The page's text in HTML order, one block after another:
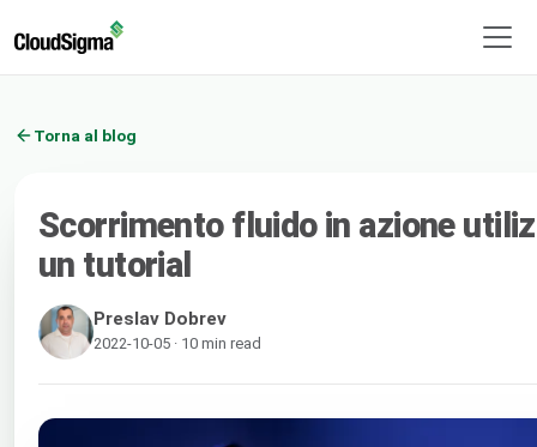
Torna al blog
Scorrimento fluido in azione
un tutorial
Preslav Dobrev
2022-10-05 · 10 min read